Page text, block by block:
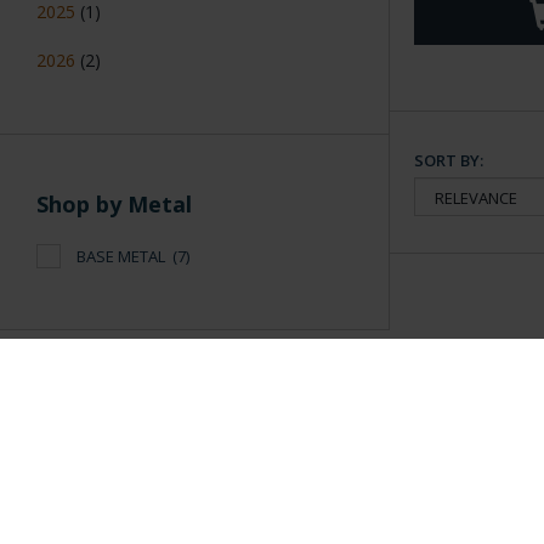
2025 (1)
2026 (2)
Shop by Metal
BASE METAL (7)
SORT BY: